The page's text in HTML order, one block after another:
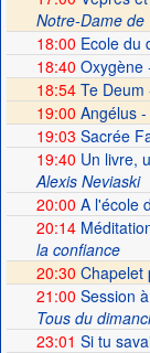
Notre-Dame
18:00 Ecole du
18:40 Oxygène
18:54Te Deum
19:00 Angélus -
19:03 Sacrée
19:40 Un livre,
Alexis Neviaski
20:00 A l'école
20:14
la confiance
20:30 Chapelet
21:00 Session
Tous du
23:01 Si tu